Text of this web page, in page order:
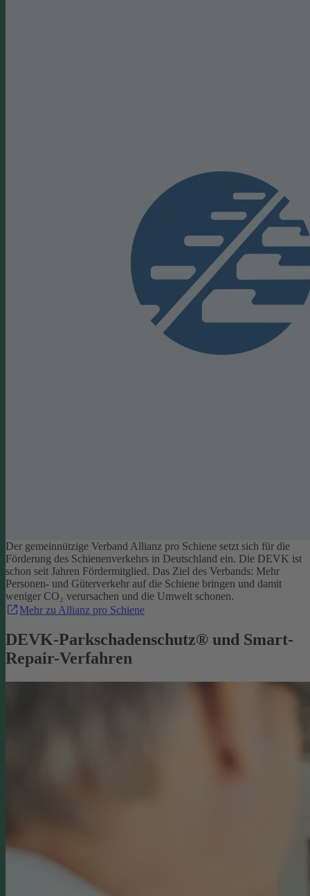
Der gemeinnützige Verband Allianz pro Schiene setzt sich für die
Förderung des Schienenverkehrs in Deutschland ein. Die DEVK ist
schon seit Jahren Fördermitglied. Das Ziel des Verbands: Mehr
Personen- und Güterverkehr auf die Schiene bringen und damit
weniger CO₂ verursachen und die Umwelt schonen.
Mehr zu Allianz pro Schiene
DEVK-Parkschadenschutz® und Smart-
Repair-Verfahren